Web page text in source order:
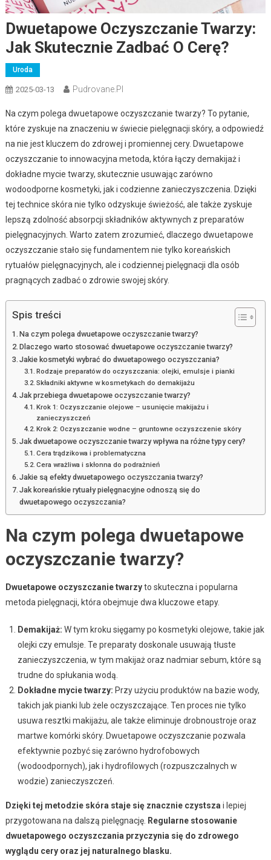
Dwuetapowe Oczyszczanie Twarzy:
Jak Skutecznie Zadbać O Cerę?
Uroda
2025-03-13 Pudrovane.pl
Na czym polega dwuetapowe oczyszczanie twarzy? To pytanie,
które zyskuje na znaczeniu w świecie pielęgnacji skóry, a odpowiedź
na nie jest kluczem do zdrowej i promiennej cery. Dwuetapowe
oczyszczanie to innowacyjna metoda, która łączy demakijaż i
dokładne mycie twarzy, skutecznie usuwając zarówno
wodoodporne kosmetyki, jak i codzienne zanieczyszczenia. Dzięki
tej technice skóra nie tylko odzyskuje świeżość, ale także zyskuje
lepszą zdolność absorpcji składników aktywnych z preparatów
pielęgnacyjnych. Warto zatem zrozumieć, dlaczego dwuetapowe
oczyszczanie stało się fundamentem nie tylko koreańskich
rytuałów pielęgnacyjnych, ale i codziennej pielęgnacji dla osób
pragnących zadbać o zdrowie swojej skóry.
Spis treści
Na czym polega dwuetapowe oczyszczanie twarzy?
Dlaczego warto stosować dwuetapowe oczyszczanie twarzy?
Jakie kosmetyki wybrać do dwuetapowego oczyszczania?
Rodzaje preparatów do oczyszczania: olejki, emulsje i pianki
Składniki aktywne w kosmetykach do demakijażu
Jak przebiega dwuetapowe oczyszczanie twarzy?
Krok 1: Oczyszczanie olejowe – usunięcie makijażu i
zanieczyszczeń
Krok 2: Oczyszczanie wodne – gruntowne oczyszczenie skóry
Jak dwuetapowe oczyszczanie twarzy wpływa na różne typy cery?
Cera trądzikowa i problematyczna
Cera wrażliwa i skłonna do podrażnień
Jakie są efekty dwuetapowego oczyszczania twarzy?
Jak koreańskie rytuały pielęgnacyjne odnoszą się do
dwuetapowego oczyszczania?
Na czym polega dwuetapowe
oczyszczanie twarzy?
Dwuetapowe oczyszczanie twarzyto skuteczna i popularna
metoda pielęgnacji, która obejmuje dwa kluczowe etapy.
Demakijaż: W tym kroku sięgamy po kosmetyki olejowe, takie jak
olejki czy emulsje. Te preparaty doskonale usuwają tłuste
zanieczyszczenia, w tym makijaż oraz nadmiar sebum, które są
trudne do spłukania wodą.
Dokładne mycie twarzy: Przy użyciu produktów na bazie wody,
takich jak pianki lub żele oczyszczające. Ten proces nie tylko
usuwa resztki makijażu, ale także eliminuje drobnoustroje oraz
martwe komórki skóry. Dwuetapowe oczyszczanie pozwala
efektywnie pozbyć się zarówno hydrofobowych
(wodoodpornych), jak i hydrofilowych (rozpuszczalnych w
wodzie) zanieczyszczeń.
Dzięki tej metodzie skóra staje się znacznie czystsza i lepiej
przygotowana na dalszą pielęgnację. Regularne stosowanie
dwuetapowego oczyszczania przyczynia się do zdrowego
wyglądu cery oraz jej naturalnego blasku.